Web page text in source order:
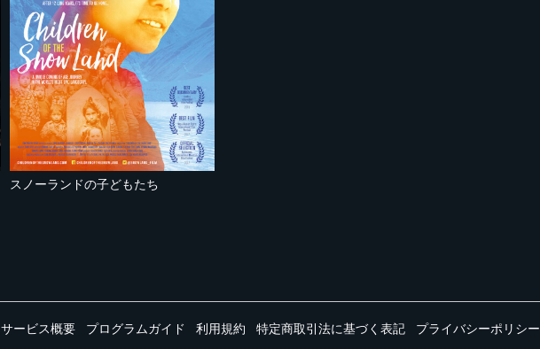
スノーランドの子どもたち
サービス概要 プログラムガイド 利用規約 特定商取引法に基づく表記 プライバシーポリシー